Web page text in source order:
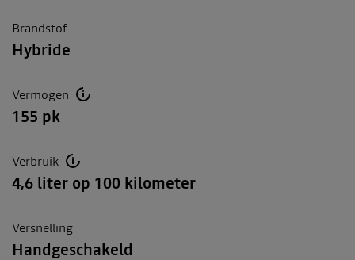
Brandstof
Hybride
Vermogen
155 pk
Verbruik
4,6 liter op 100 kilometer
Versnelling
Handgeschakeld